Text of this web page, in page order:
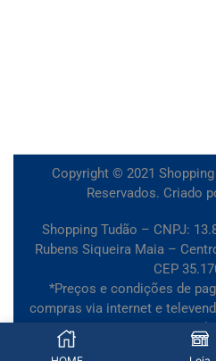
Copyright © 2021
Reservados. Criado
Shopping Tudão – CNPJ:
Rubens Siqueira Maia –
CEP
*Preços e condições de
compras via internet e
meramente